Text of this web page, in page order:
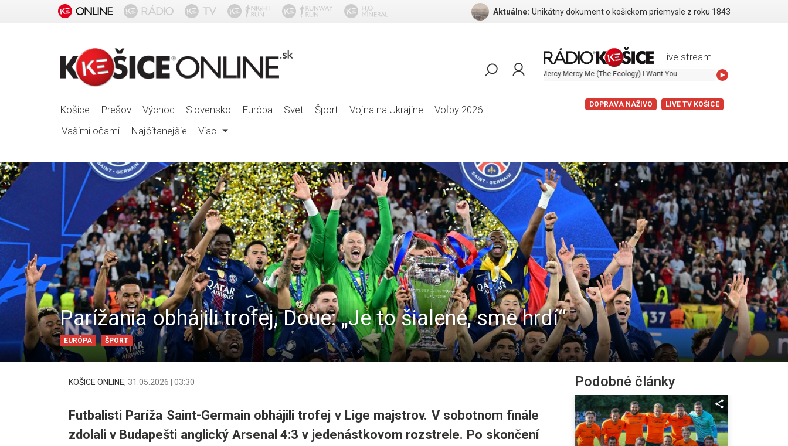
Aktuálne: Unikátny dokument o košickom priemysle z roku 1843
Košice Prešov Východ Slovensko Európa Svet Šport Vojna na Ukrajine
Voľby 2026
Vašimi očami
Najčítanejšie Viac
Live stream
Robert Palmer - Mercy Mercy Me (The Ecology) I Want You
DOPRAVA NAŽIVO LIVE TV KOŠICE
Parížania obhájili trofej, Doue: „Je to šialené, sme hrdí“
EURÓPA ŠPORT
KOŠICE ONLINE, 31.05.2026 | 03:30
Futbalisti Paríža Saint-Germain obhájili trofej v Lige majstrov. V sobotnom finále
zdolali v Budapešti anglický Arsenal 4:3 v jedenástkovom rozstrele. Po skončení
Podobné články